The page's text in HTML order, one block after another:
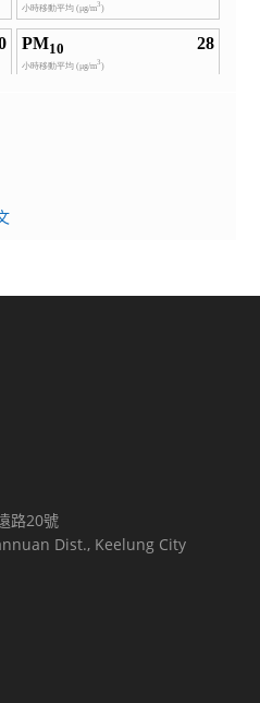
路20號
Dist., Keelung City